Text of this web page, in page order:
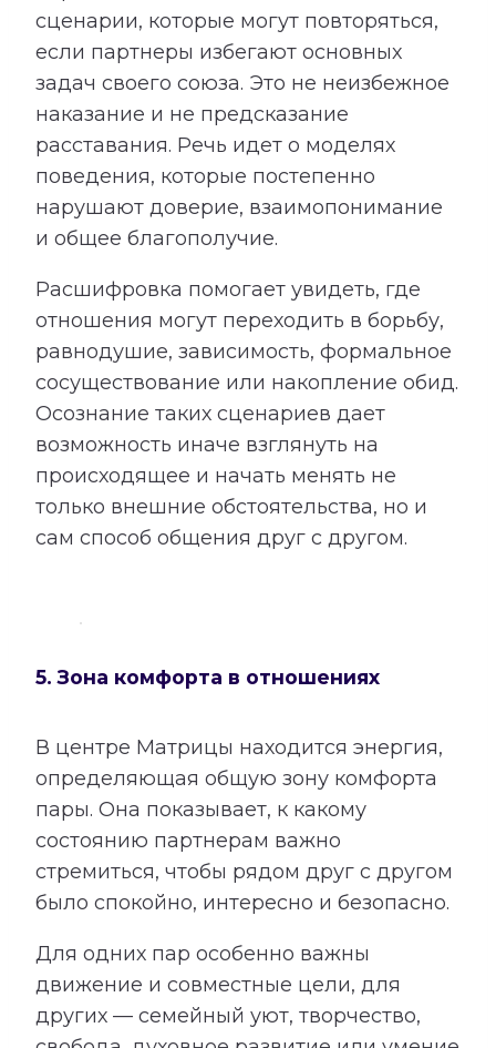
сценарии, которые могут повторяться,
если партнеры избегают основных
задач своего союза. Это не неизбежное
наказание и не предсказание
расставания. Речь идет о моделях
поведения, которые постепенно
нарушают доверие, взаимопонимание
и общее благополучие.
Расшифровка помогает увидеть, где
отношения могут переходить в борьбу,
равнодушие, зависимость, формальное
сосуществование или накопление обид.
Осознание таких сценариев дает
возможность иначе взглянуть на
происходящее и начать менять не
только внешние обстоятельства, но и
сам способ общения друг с другом.
5. Зона комфорта в отношениях
В центре Матрицы находится энергия,
определяющая общую зону комфорта
пары. Она показывает, к какому
состоянию партнерам важно
стремиться, чтобы рядом друг с другом
было спокойно, интересно и безопасно.
Для одних пар особенно важны
движение и совместные цели, для
других — семейный уют, творчество,